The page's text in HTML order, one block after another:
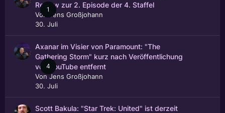
1
Review zur 2. Episode der 4. Staffel
Von
Jens Großjohann
30. Juli
4
Axanar im Visier von Paramount: "The
Gathering Storm" kurz nach Veröffentlichung
von YouTube entfernt
VonJens Großjohann
30. Juli
Scott Bakula: "Star Trek: United" ist derzeit